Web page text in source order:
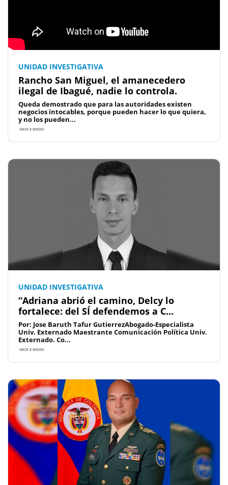
UNIDAD INVESTIGATIVA
Rancho San Miguel, el amanecedero
ilegal de Ibagué, nadie lo controla.
Queda demostrado que para las autoridades existen
negocios intocables, porque pueden hacer lo que quiera,
y no los pueden...
HACE 8 MESES
UNIDAD INVESTIGATIVA
“Adriana abrió el camino, Delcy lo
fortalece: del SÍ defendemos a C...
Por: Jose Baruth Tafur GutierrezAbogado-Especialista
Univ. Externado Maestrante Comunicación Política Univ.
Externado. Co...
HACE 8 MESES